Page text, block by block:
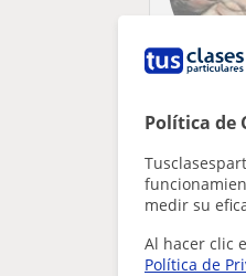
Política de
medir su
Al hacer clic
Política de